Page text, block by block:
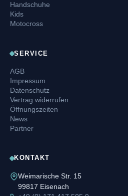
Handschuhe
Kids
Motocross
SERVICE
AGB
Impressum
Datenschutz
Vertrag widerrufen
Öffnungszeiten
News
Partner
KONTAKT
Weimarische Str. 15
99817 Eisenach